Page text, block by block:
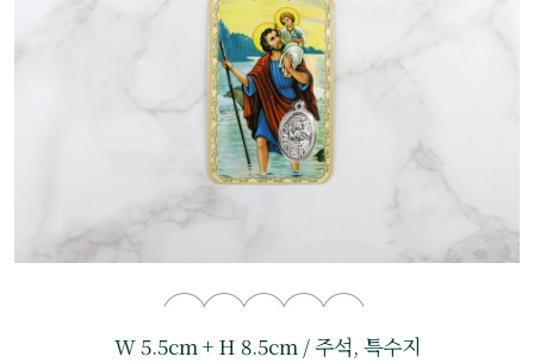
W 5.5cm + H 8.5cm / 주석, 특수지